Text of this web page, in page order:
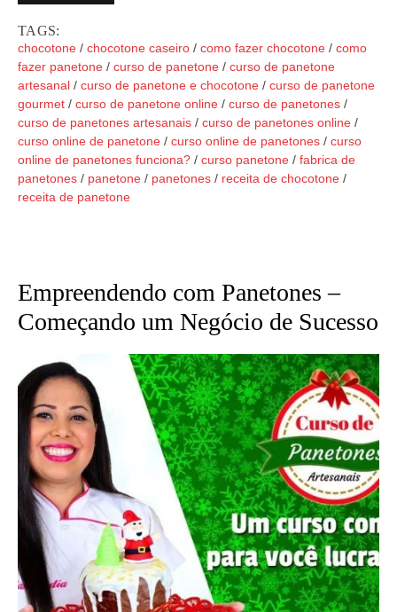
TAGS:
chocotone / chocotone caseiro / como fazer chocotone / como
fazer panetone / curso de panetone / curso de panetone
artesanal / curso de panetone e chocotone / curso de panetone
gourmet / curso de panetone online / curso de panetones /
curso de panetones artesanais / curso de panetones online /
curso online de panetone / curso online de panetones / curso
online de panetones funciona? / curso panetone / fabrica de
panetones / panetone / panetones / receita de chocotone /
receita de panetone
Empreendendo com Panetones –
Começando um Negócio de Sucesso